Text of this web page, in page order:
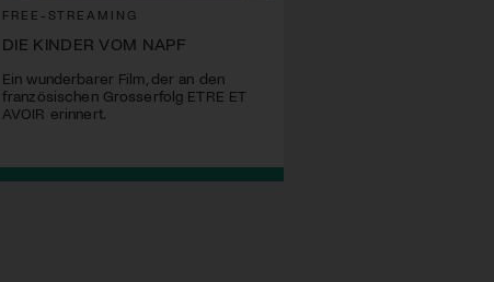
FREE-STREAMING
DIE KINDER VOM NAPF
Ein wunderbarer Film, der an den
französischen Grosserfolg ETRE ET
AVOIR erinnert.